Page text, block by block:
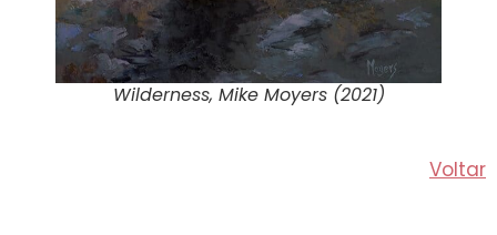
Wilderness, Mike Moyers (2021)
Voltar